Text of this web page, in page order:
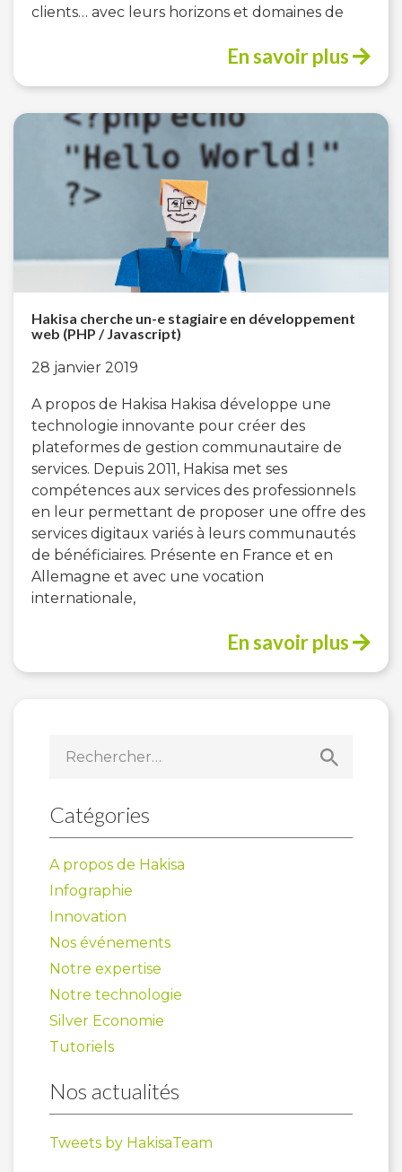
clients… avec leurs horizons et domaines de
En savoir plus
Hakisa cherche un-e stagiaire en développement
web (PHP / Javascript)
28 janvier 2019
A propos de Hakisa Hakisa développe une
technologie innovante pour créer des
plateformes de gestion communautaire de
services. Depuis 2011, Hakisa met ses
compétences aux services des professionnels
en leur permettant de proposer une offre des
services digitaux variés à leurs communautés
de bénéficiaires. Présente en France et en
Allemagne et avec une vocation
internationale,
En savoir plus
Catégories
A propos de Hakisa
Infographie
Innovation
Nos événements
Notre expertise
Notre technologie
Silver Economie
Tutoriels
Nos actualités
Tweets by HakisaTeam